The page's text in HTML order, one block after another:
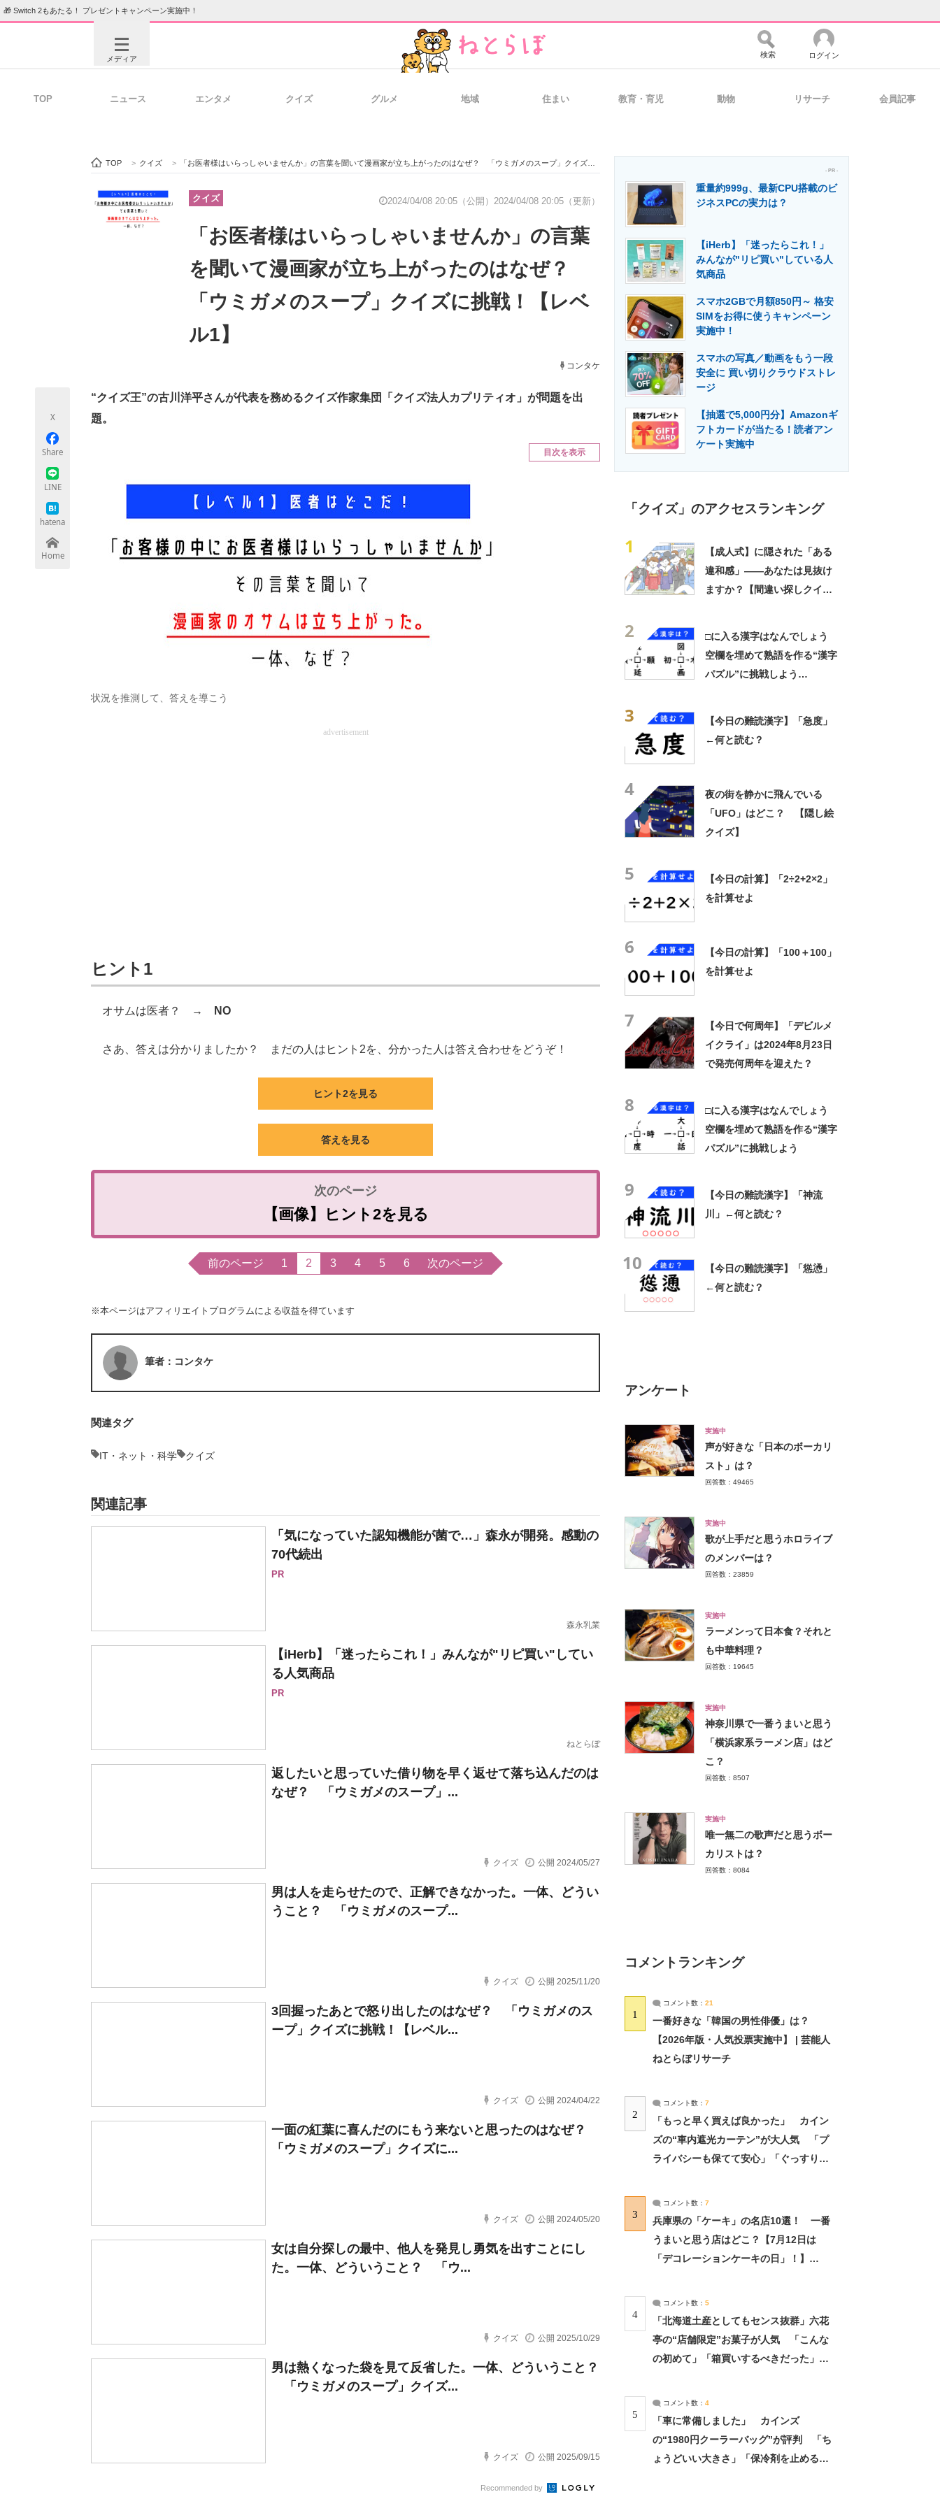
🎁 Switch 2もあたる！ プレゼントキャンペーン実施中！
メディア
ビジネスと働き方のヒント 経営リーダーのコミュニティ マーケ×ITの今がよく分かる
企業向けIT製品の総合サイト 製造業のIT導入・活用を支援
エネルギーの専門メディア 建設×テクノロジーの最前線
検索 ログイン
TOP ニュース エンタメ クイズ グルメ 地域 住まい 教育・育児 動物 リサーチ 会員記事
TOP > クイズ > 「お医者様はいらっしゃいませんか」の言葉を聞いて漫画家が立ち上がったのはなぜ？ 「ウミガメのスープ」クイズに挑戦！【レベル1】
クイズ 2024/04/08 20:05（公開） 2024/04/08 20:05（更新）
「お医者様はいらっしゃいませんか」の言葉
を聞いて漫画家が立ち上がったのはなぜ？
「ウミガメのスープ」クイズに挑戦！【レベ
ル1】
コンタケ
X
Share
LINE
hatena
Home
“クイズ王”の古川洋平さんが代表を務めるクイズ作家集団「クイズ法人カプリティオ」が問題を出
題。
目次を表示
状況を推測して、答えを導こう
advertisement
ヒント1
オサムは医者？ → NO
さあ、答えは分かりましたか？ まだの人はヒント2を、分かった人は答え合わせをどうぞ！
ヒント2を見る
答えを見る
【画像】ヒント2を見る
前のページ 1 2 3 4 5 6 次のページ
※本ページはアフィリエイトプログラムによる収益を得ています
筆者：コンタケ
関連タグ
IT・ネット・科学 クイズ
関連記事
「気になっていた認知機能が菌で…」森永が開発。感動の
70代続出
PR
森永乳業
【iHerb】「迷ったらこれ！」みんなが"リピ買い"してい
る人気商品
PR
ねとらぼ
返したいと思っていた借り物を早く返せて落ち込んだのは
なぜ？ 「ウミガメのスープ」...
クイズ 公開 2024/05/27
男は人を走らせたので、正解できなかった。一体、どうい
うこと？ 「ウミガメのスープ...
クイズ 公開 2025/11/20
3回握ったあとで怒り出したのはなぜ？ 「ウミガメのス
ープ」クイズに挑戦！【レベル...
クイズ 公開 2024/04/22
一面の紅葉に喜んだのにもう来ないと思ったのはなぜ？
「ウミガメのスープ」クイズに...
クイズ 公開 2024/05/20
女は自分探しの最中、他人を発見し勇気を出すことにし
た。一体、どういうこと？ 「ウ...
クイズ 公開 2025/10/29
男は熱くなった袋を見て反省した。一体、どういうこと？
「ウミガメのスープ」クイズ...
クイズ 公開 2025/09/15
Recommended by
- PR -
重量約999g、最新CPU搭載のビ
ジネスPCの実力は？
【iHerb】「迷ったらこれ！」
みんなが"リピ買い"している人
気商品
スマホ2GBで月額850円～ 格安
SIMをお得に使うキャンペーン
実施中！
スマホの写真／動画をもう一段
安全に 買い切りクラウドストレ
ージ
【抽選で5,000円分】Amazonギ
フトカードが当たる！読者アン
ケート実施中
「クイズ」のアクセスランキング
1
【成人式】に隠された「ある
違和感」――あなたは見抜け
ますか？【間違い探しクイ
2
□に入る漢字はなんでしょう
空欄を埋めて熟語を作る“漢字
パズル”に挑戦しよう
3
【今日の難読漢字】「急度」
←何と読む？
4
夜の街を静かに飛んでいる
「UFO」はどこ？ 【隠し絵
クイズ】
5
【今日の計算】「2÷2+2×2」
を計算せよ
6
【今日の計算】「100＋100」
を計算せよ
7
【今日で何周年】「デビルメ
イクライ」は2024年8月23日
で発売何周年を迎えた？
8
□に入る漢字はなんでしょう
空欄を埋めて熟語を作る“漢字
パズル”に挑戦しよう
9
【今日の難読漢字】「神流
川」←何と読む？
10
【今日の難読漢字】「慫慂」
←何と読む？
アンケート
実施中
声が好きな「日本のボーカリ
スト」は？
回答数：49465
実施中
歌が上手だと思うホロライブ
のメンバーは？
回答数：23859
実施中
ラーメンって日本食？それと
も中華料理？
回答数：19645
実施中
神奈川県で一番うまいと思う
「横浜家系ラーメン店」はど
こ？
回答数：8507
実施中
唯一無二の歌声だと思うボー
カリストは？
回答数：8084
コメントランキング
1
コメント数： 21
一番好きな「韓国の男性俳優」は？
【2026年版・人気投票実施中】 | 芸能人
ねとらぼリサーチ
2
コメント数： 7
「もっと早く買えば良かった」 カイン
ズの“車内遮光カーテン”が大人気 「プ
ライバシーも保てて安心」「ぐっすり眠
3
コメント数： 7
兵庫県の「ケーキ」の名店10選！ 一番
うまいと思う店はどこ？【7月12日は
「デコレーションケーキの日」！】
4
コメント数： 5
「北海道土産としてもセンス抜群」六花
亭の“店舗限定”お菓子が人気 「こんな
の初めて」「箱買いするべきだった」
5
コメント数： 4
「車に常備しました」 カインズ
の“1980円クーラーバッグ”が評判 「ち
ょうどいい大きさ」「保冷剤を止めるベ